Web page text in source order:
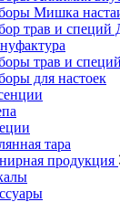
Мишка
трав и специй
трав и
для настоек
тара
продукция